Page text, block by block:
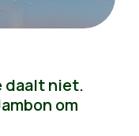
daalt niet.
om